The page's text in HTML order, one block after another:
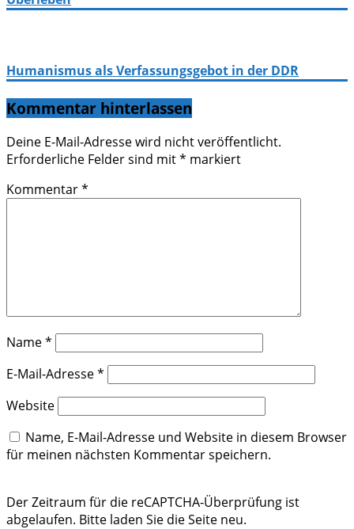
Humanismus als Verfassungsgebot in der DDR
Kommentar hinterlassen
Deine E-Mail-Adresse wird nicht veröffentlicht.
Erforderliche Felder sind mit* markiert
Kommentar*
Name*
E-Mail-Adresse*
Website
Name, E-Mail-Adresse und Website in diesem Browser
für meinen nächsten Kommentar speichern.
Der Zeitraum für die reCAPTCHA-Überprüfung ist
abgelaufen. Bitte laden Sie die Seite neu.